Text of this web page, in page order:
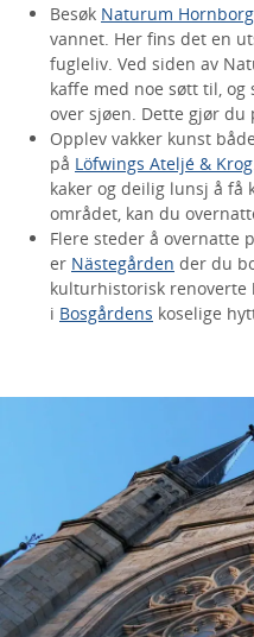
Besøk Naturum
vannet. Her fins det en
fugleliv. Ved siden av
kaffe med noe søtt til,
over sjøen. Dette gjør du
Opplev vakker kunst
på Löfwings Ateljé & Krog
kaker og deilig lunsj å
området, kan du
Flere steder å overnatte
er Nästegården der du
kulturhistorisk renoverte
i Bosgårdens koselige